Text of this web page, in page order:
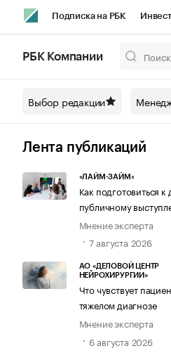
Подписка на РБК
Спецпроекты СПб
Технологии и медиа
РБК Компании
Выбор редакции
Лента публикаций
«ЛАЙМ-ЗАЙМ»
Как подготовиться
публичному
Мнение эксперта
7 августа 2026
АО «ДЕЛОВОЙ ЦЕНТР
НЕЙРОХИРУРГИИ»
Что чувствует
тяжелом диагнозе
Мнение эксперта
6 августа 2026